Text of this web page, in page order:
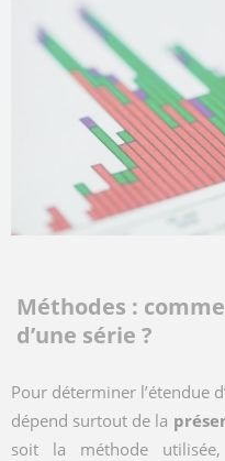
Méthodes :
d’une série ?
Pour déterminer l’étendue
dépend surtout de la
soit la méthode